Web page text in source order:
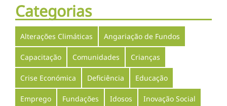
Categorias
Alterações Climáticas Angariação de Fundos
Capacitação Comunidades Crianças
Crise Económica Deficiência Educação
Emprego Fundações Idosos Inovação Social